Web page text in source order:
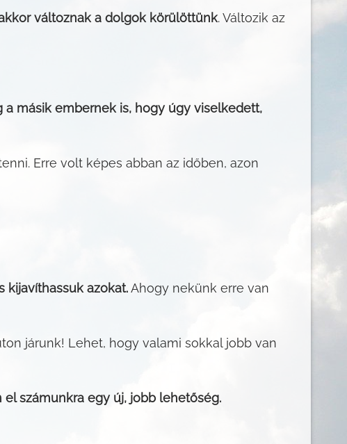
változnak a dolgok körülöttünk. Változik az
másik embernek is, hogy úgy viselkedett,
Erre volt képes abban az időben, azon
kijavíthassuk azokat.Ahogy nekünk erre van
járunk! Lehet, hogy valami sokkal jobb van
számunkra egy új, jobb lehetőség.